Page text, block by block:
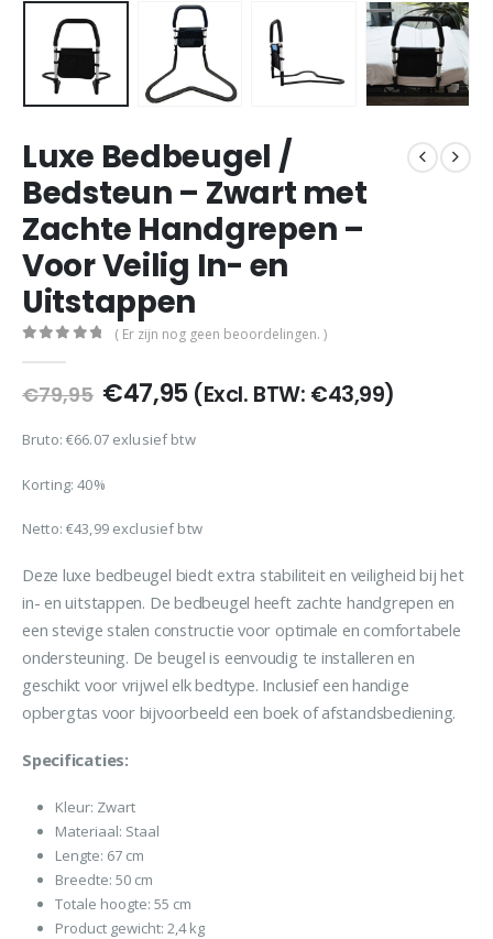
Luxe Bedbeugel /
Bedsteun – Zwart met
Zachte Handgrepen –
Voor Veilig In- en
Uitstappen
( Er zijn nog geen beoordelingen. )
€79,95 Oorspronkelijke
was:
€47,95Huidige
prijs
is:
(Excl. BTW: €43,99)
Bruto: €66.07 exlusief btw
Korting: 40%
Netto: €43,99exclusief btw
Deze luxe bedbeugel biedt extra stabiliteit en veiligheid bij het
in- en uitstappen. De bedbeugel heeft zachte handgrepen en
een stevige stalen constructie voor optimale en comfortabele
ondersteuning. De beugel is eenvoudig te installeren en
geschikt voor vrijwel elk bedtype. Inclusief een handige
opbergtas voor bijvoorbeeld een boek of afstandsbediening.
Specificaties:
Kleur: Zwart
Materiaal: Staal
Lengte: 67 cm
Breedte: 50 cm
Totale hoogte: 55 cm
Product gewicht: 2,4 kg